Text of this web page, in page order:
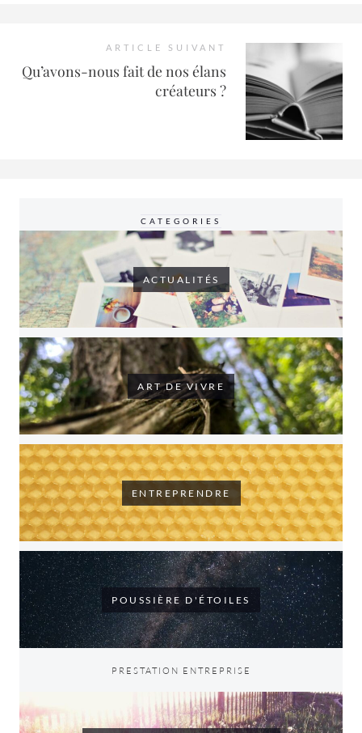
ARTICLE SUIVANT
Qu’avons-nous fait de nos élans
créateurs ?
CATEGORIES
ACTUALITÉS
ART DE VIVRE
ENTREPRENDRE
POUSSIÈRE D'ÉTOILES
PRESTATION ENTREPRISE